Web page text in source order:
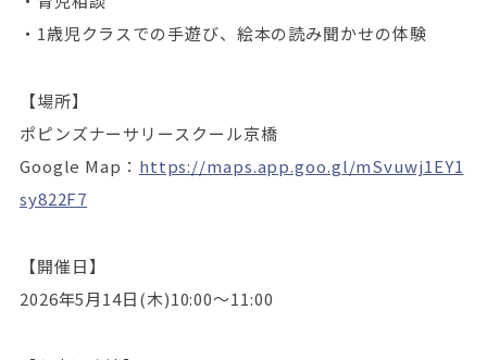
・1歳児クラスでの手遊び、絵本の読み聞かせの体験
【場所】
ポピンズナーサリースクール京橋
Google Map： https://maps.app.goo.gl/mSvuwj1EY1
sy822F7
【開催日】
2026年5月14日(木)10:00～11:00